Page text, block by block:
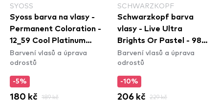
SYOSS
Syoss barva na vlasy -
Permanent Coloration -
12_59 Cool Platinum
Blond
Barvení vlasů a úprava
odrostů
-5%
180 kč 189 kč
SCHWARZKOPF
Schwarzkopf barva
vlasy - Live Ultra
Brights Or Pastel - 98
Steel Silver
Barvení vlasů a úprava
odrostů
-10%
206 kč 229 kč